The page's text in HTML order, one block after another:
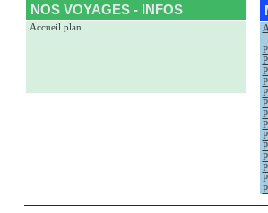
NOS VOYAGES - INFOS
Accueil plan